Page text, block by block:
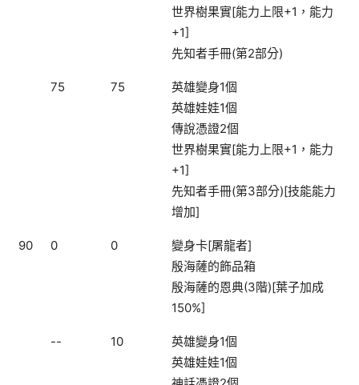
世界樹果實[能力上限+1，能力
+1]
先知者手冊(第2部分)
75 75
英雄變身1個
英雄娃娃1個
傳說憑證2個
世界樹果實[能力上限+1，能力
+1]
先知者手冊(第3部分)[技能能力
增加]
90 0 0
變身卡[屠龍者]
殷海薩的飾品箱
殷海薩的恩典(3階)[葉子加成
150%]
-- 10
英雄變身1個
英雄娃娃1個